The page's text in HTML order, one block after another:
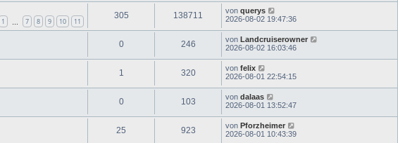
1 7 8 9 10 11
305 138711 von querys
2026-08-02 19:47:36
0 246 von Landcruiserowner
2026-08-02 16:03:46
1 320 von felix
2026-08-01 22:54:15
0 103 von dalaas
2026-08-01 13:52:47
25 923 von Pforzheimer
2026-08-01 10:43:39